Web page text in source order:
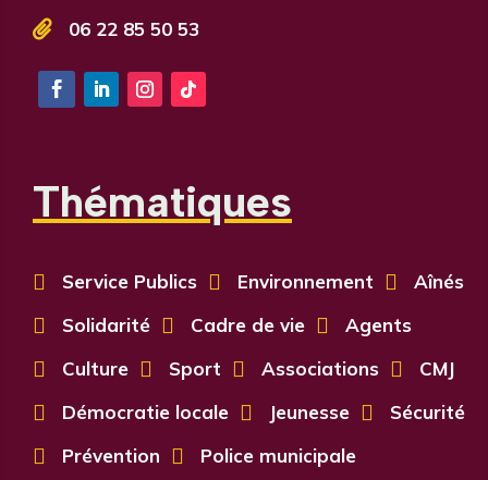

06 22 85 50 53
Thématiques
 Service Publics  Environnement 
Aînés

Solidarité  Cadre de vie 
Agents

Culture  Sport  Associations 
CMJ

Démocratie locale  Jeunesse 
Sécurité

Prévention 
Police municipale